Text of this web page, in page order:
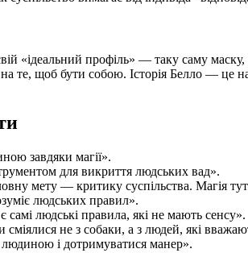
«ідеальний профіль» — таку саму
те, щоб бути собою. Історія Белло —
завдяки магії».
для викриття людських вад».
мету — критику суспільства. Магія
людських правил».
людські правила, які не мають сенсу».
не з собаки, а з людей, які
і дотримуватися манер».